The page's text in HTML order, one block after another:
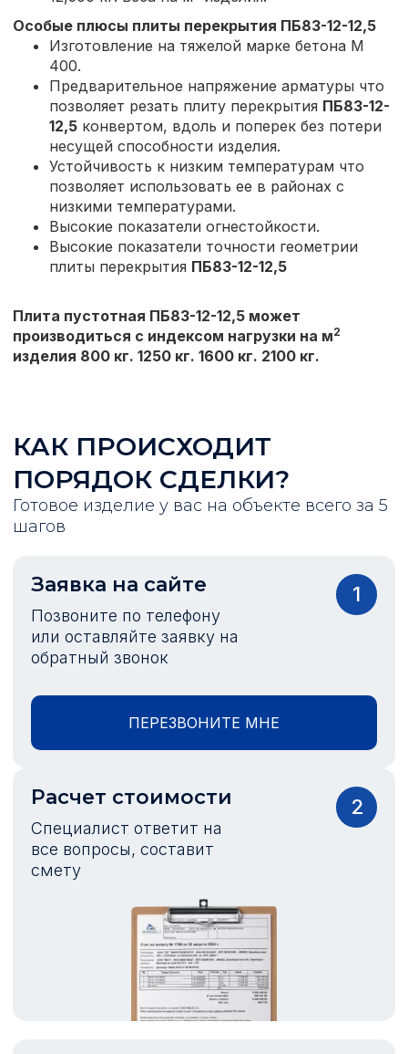
Особые плюсы плиты перекрытия ПБ83-12-12,5
Изготовление на тяжелой марке бетона М
400.
Предварительное напряжение арматуры что
позволяет резать плиту перекрытия ПБ83-12-
12,5 конвертом, вдоль и поперек без потери
несущей способности изделия.
Устойчивость к низким температурам что
позволяет использовать ее в районах с
низкими температурами.
Высокие показатели огнестойкости.
Высокие показатели точности геометрии
плиты перекрытия ПБ83-12-12,5
Плита пустотная ПБ83-12-12,5 может
производиться с индексом нагрузки на м2
изделия 800 кг. 1250 кг. 1600 кг. 2100 кг.
КАК ПРОИСХОДИТ
ПОРЯДОК СДЕЛКИ?
Готовое изделие у вас на объекте всего за 5
шагов
Заявка на сайте
Позвоните по телефону
или оставляйте заявку на
обратный звонок
1
ПЕРЕЗВОНИТЕ МНЕ
Расчет стоимости
Специалист ответит на
все вопросы, составит
смету
2